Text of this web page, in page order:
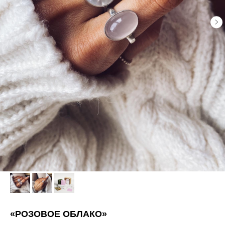
«РОЗОВОЕ ОБЛАКО»